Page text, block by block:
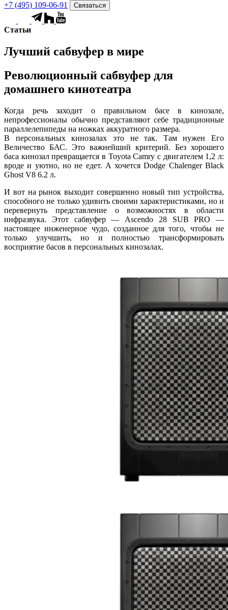
+7 (495) 109-06-91 Связаться
Статьи
Лучший сабвуфер в мире
Революционный сабвуфер для
домашнего кинотеатра
Когда речь заходит о правильном басе в кинозале,
непрофессионалы обычно представляют себе традиционные
параллелепипеды на ножках аккуратного размера.
В персональных кинозалах это не так. Там нужен Его
Величество БАС. Это важнейший критерий. Без хорошего
баса кинозал превращается в Toyota Camry с двигателем 1,2 л:
вроде и уютно, но не едет. А хочется Dodge Chalenger Black
Ghost V8 6.2 л.
И вот на рынок выходит совершенно новый тип устройства,
способного не только удивить своими характеристиками, но и
перевернуть представление о возможностях в области
инфразвука. Этот сабвуфер — Ascendo 28 SUB PRO —
настоящее инженерное чудо, созданное для того, чтобы не
только улучшить, но и полностью трансформировать
восприятие басов в персональных кинозалах.